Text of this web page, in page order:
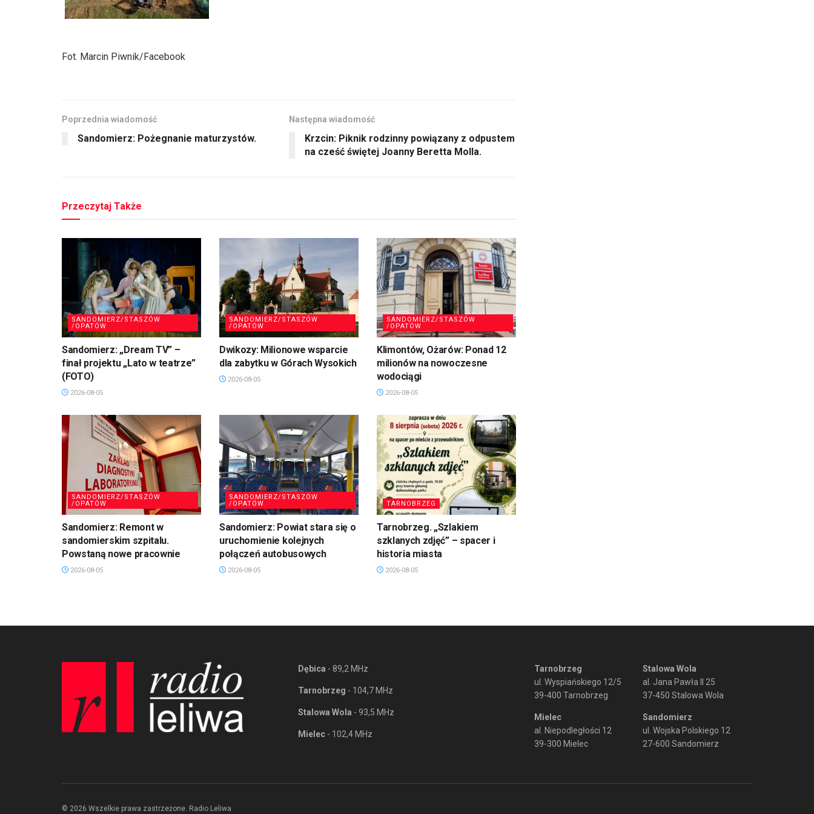
Fot. Marcin Piwnik/Facebook
Poprzednia wiadomość
Sandomierz: Pożegnanie maturzystów.
Następna wiadomość
Krzcin: Piknik rodzinny powiązany z odpustem
na cześć świętej Joanny Beretta Molla.
Przeczytaj Także
SANDOMIERZ/STASZÓW
/OPATÓW
Sandomierz: „Dream TV” –
finał projektu „Lato w teatrze”
(FOTO)
2026-08-05
SANDOMIERZ/STASZÓW
/OPATÓW
Dwikozy: Milionowe wsparcie
dla zabytku w Górach Wysokich
2026-08-05
SANDOMIERZ/STASZÓW
/OPATÓW
Klimontów, Ożarów: Ponad 12
milionów na nowoczesne
wodociągi
2026-08-05
SANDOMIERZ/STASZÓW
/OPATÓW
Sandomierz: Remont w
sandomierskim szpitalu.
Powstaną nowe pracownie
2026-08-05
SANDOMIERZ/STASZÓW
/OPATÓW
Sandomierz: Powiat stara się o
uruchomienie kolejnych
połączeń autobusowych
2026-08-05
TARNOBRZEG
Tarnobrzeg. „Szlakiem
szklanych zdjęć” – spacer i
historia miasta
2026-08-05
Dębica - 89,2 MHz
Tarnobrzeg - 104,7 MHz
Stalowa Wola - 93,5 MHz
Mielec - 102,4 MHz
Tarnobrzeg
ul. Wyspiańskiego 12/5
39-400 Tarnobrzeg
Mielec
al. Niepodległości 12
39-300 Mielec
Stalowa Wola
al. Jana Pawła II 25
37-450 Stalowa Wola
Sandomierz
ul. Wojska Polskiego 12
27-600 Sandomierz
© 2026 Wszelkie prawa zastrzeżone. Radio Leliwa